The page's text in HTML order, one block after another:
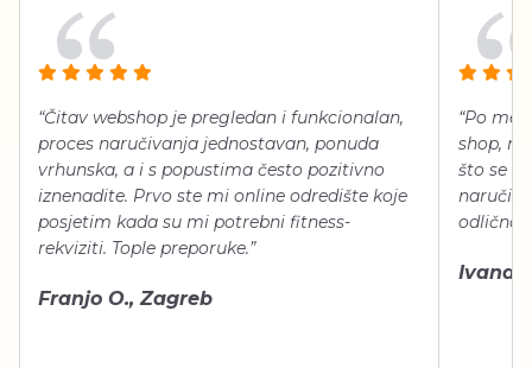
“Čitav webshop je pregledan i funkcionalan,
proces naručivanja jednostavan, ponuda
vrhunska, a i s popustima često pozitivno
iznenadite. Prvo ste mi online odredište koje
posjetim kada su mi potrebni fitness-
rekviziti. Tople preporuke.”
Franjo O., Zagreb
“Po
shop,
što se
naručiti,
odlično
Ivana